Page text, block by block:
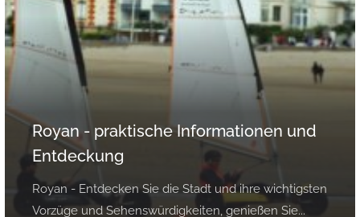
Royan - praktische Informationen und
Entdeckung
Royan - Entdecken Sie die Stadt und ihre wichtigsten
Vorzüge und Sehenswürdigkeiten, genießen Sie...